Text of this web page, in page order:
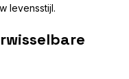
levensstijl.